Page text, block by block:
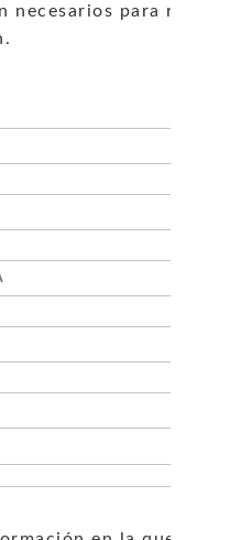
necesarios para realizar